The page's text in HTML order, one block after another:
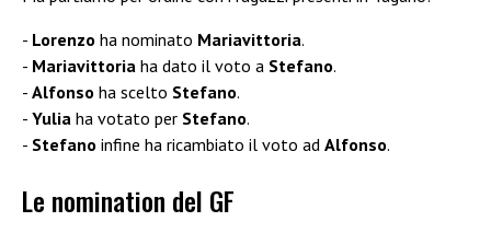
Lorenzo ha nominato Mariavittoria.
Mariavittoria ha dato il voto a Stefano.
Alfonso ha scelto Stefano.
Yulia ha votato per Stefano.
Stefano infine ha ricambiato il voto ad Alfonso.
Le nomination del GF